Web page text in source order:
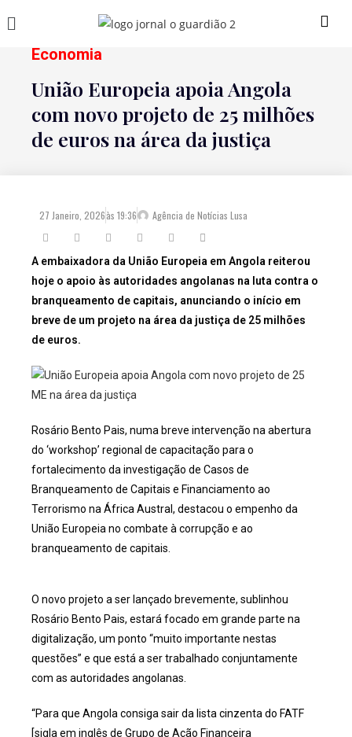
Economia
União Europeia apoia Angola
com novo projeto de 25 milhões
de euros na área da justiça
27 Janeiro, 2026às 19:36 Agência de Notícias Lusa
A embaixadora da União Europeia em Angola reiterou
hoje o apoio às autoridades angolanas na luta contra o
branqueamento de capitais, anunciando o início em
breve de um projeto na área da justiça de 25 milhões
de euros.
Rosário Bento Pais, numa breve intervenção na abertura
do ‘workshop’ regional de capacitação para o
fortalecimento da investigação de Casos de
Branqueamento de Capitais e Financiamento ao
Terrorismo na África Austral, destacou o empenho da
União Europeia no combate à corrupção e ao
branqueamento de capitais.
O novo projeto a ser lançado brevemente, sublinhou
Rosário Bento Pais, estará focado em grande parte na
digitalização, um ponto “muito importante nestas
questões” e que está a ser trabalhado conjuntamente
com as autoridades angolanas.
“Para que Angola consiga sair da lista cinzenta do FATF
[sigla em inglês de Grupo de Ação Financeira